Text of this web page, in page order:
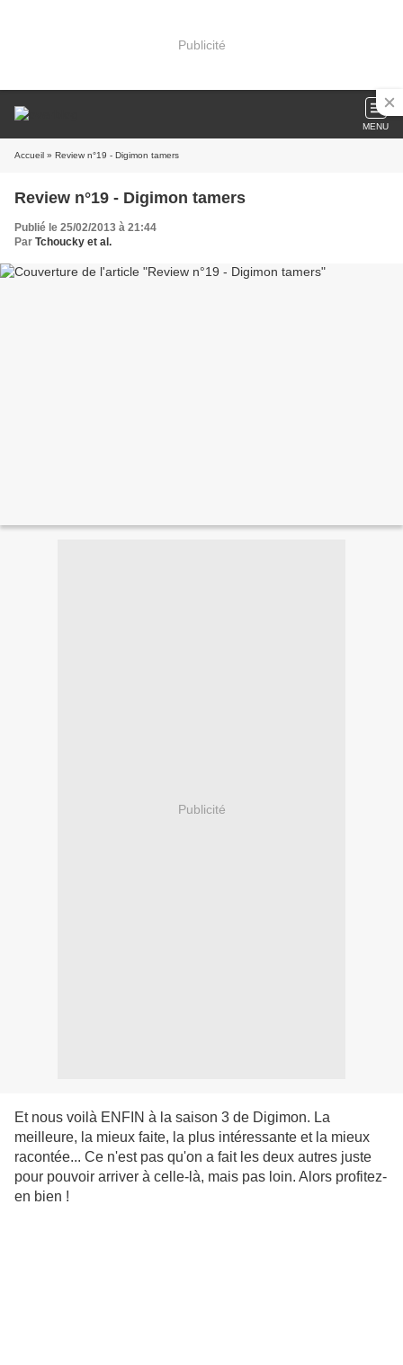
Publicité
MENU
Accueil » Review n°19 - Digimon tamers
Review n°19 - Digimon tamers
Publié le 25/02/2013 à 21:44
Par Tchoucky et al.
Publicité
Et nous voilà ENFIN à la saison 3 de Digimon. La
meilleure, la mieux faite, la plus intéressante et la mieux
racontée... Ce n'est pas qu'on a fait les deux autres juste
pour pouvoir arriver à celle-là, mais pas loin. Alors profitez-
en bien !